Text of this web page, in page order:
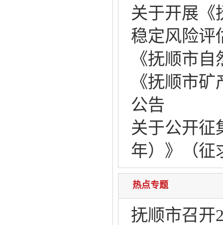
关于开展《
稳定风险评
《抚顺市
《抚顺市
公告
关于公开征
年）》（征
热点专题
抚顺市召开